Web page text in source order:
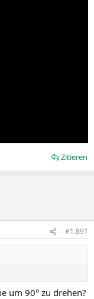
Zitieren
#1.891
um 90° zu drehen?